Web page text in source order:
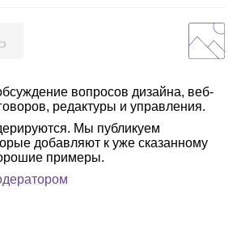
вопросов дизайна, веб-
редактуры и управления.
Мы публикуем
добавляют к уже сказанному
примеры.